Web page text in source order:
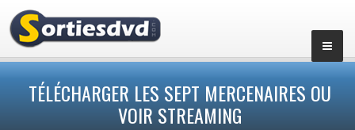
TÉLÉCHARGER LES SEPT MERCENAIRES OU
VOIR STREAMING